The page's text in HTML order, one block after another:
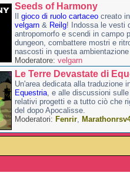
Seeds of Harmony
gioco di ruolo cartaceo creato
velgarn & Reilg! Indossa le vesti
antropomorfo e scendi in campo
dungeon, combattere mostri e
nascosti in questa
Moderatore: velgarn
Le Terre Devastate di
Un'area dedicata alla traduzione
Equestria, e alle discussioni
relativi progetti e a tutto ciò che
del dopo Apocalisse.
Moderatori: Fenrir,